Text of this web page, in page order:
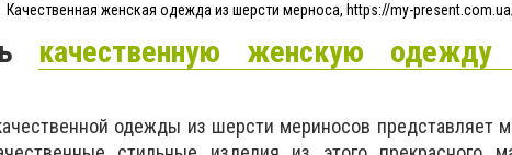
Качественная женская одежда из шерсти мерноса, https://my-
качественную женскую
одежды из шерсти мериносов представляет